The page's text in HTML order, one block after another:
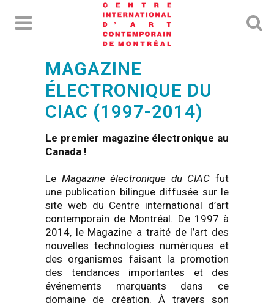
MAGAZINE
ÉLECTRONIQUE DU
CIAC (1997-2014)
Le premier magazine électronique au
Canada !
Le Magazine électronique du CIAC fut
une publication bilingue diffusée sur le
site web du Centre international d’art
contemporain de Montréal. De 1997 à
2014, le Magazine a traité de l’art des
nouvelles technologies numériques et
des organismes faisant la promotion
des tendances importantes et des
événements marquants dans ce
domaine de création. À travers son